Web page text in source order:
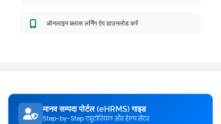
ऑनलाइन क्लास लर्निंग ऐप डाउनलोड करें
मानव सम्पदा पोर्टल (eHRMS) गाइड
Step-by-Step ट्यूटोरियल और हेल्प सेंटर